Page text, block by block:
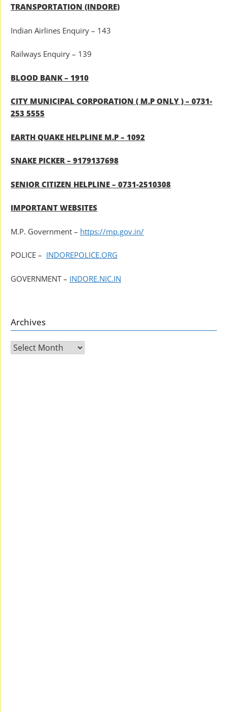
TRANSPORTATION (INDORE)
Indian Airlines Enquiry – 143
Railways Enquiry – 139
BLOOD BANK – 1910
CITY MUNICIPAL CORPORATION ( M.P ONLY ) – 0731-
253 5555
EARTH QUAKE HELPLINE M.P – 1092
SNAKE PICKER – 9179137698
SENIOR CITIZEN HELPLINE – 0731-2510308
IMPORTANT WEBSITES
M.P. Government – https://mp.gov.in/
POLICE – INDOREPOLICE.ORG
GOVERNMENT – INDORE.NIC.IN
Archives
Archives